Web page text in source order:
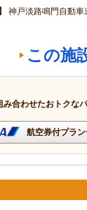
神戸淡路鳴門自動
この施
合わせたおトクな
航空券付プラ